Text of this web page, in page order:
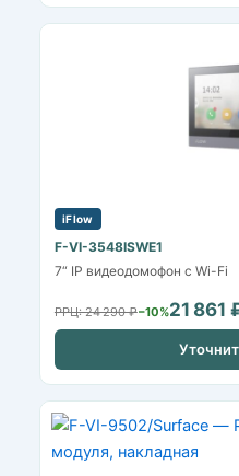
iFlow
F-VI-3548ISWE1
7“ IP видеодомофон с Wi-Fi
РРЦ: 24 290 ₽−10%21 861